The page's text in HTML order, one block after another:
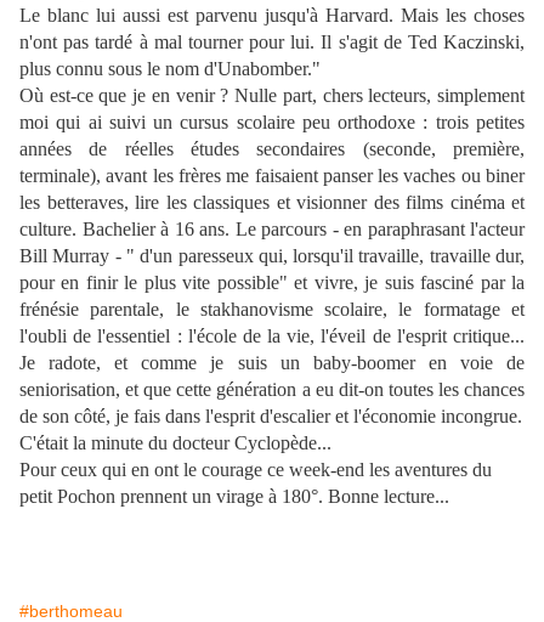
Le blanc lui aussi est parvenu jusqu'à Harvard. Mais les choses
n'ont pas tardé à mal tourner pour lui. Il s'agit de Ted Kaczinski,
plus connu sous le nom d'Unabomber."
Où est-ce que je en venir ? Nulle part, chers lecteurs, simplement
moi qui ai suivi un cursus scolaire peu orthodoxe : trois petites
années de réelles études secondaires (seconde, première,
terminale), avant les frères me faisaient panser les vaches ou biner
les betteraves, lire les classiques et visionner des films cinéma et
culture. Bachelier à 16 ans. Le parcours - en paraphrasant l'acteur
Bill Murray - " d'un paresseux qui, lorsqu'il travaille, travaille dur,
pour en finir le plus vite possible" et vivre, je suis fasciné par la
frénésie parentale, le stakhanovisme scolaire, le formatage et
l'oubli de l'essentiel : l'école de la vie, l'éveil de l'esprit critique...
Je radote, et comme je suis un baby-boomer en voie de
seniorisation, et que cette génération a eu dit-on toutes les chances
de son côté, je fais dans l'esprit d'escalier et l'économie incongrue.
C'était la minute du docteur Cyclopède...
Pour ceux qui en ont le courage ce week-end les aventures du
petit Pochon prennent un virage à 180°. Bonne lecture...
#berthomeau